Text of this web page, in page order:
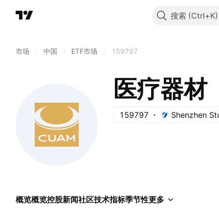
搜索
市场 中国 ETF市场 159797
医疗器材
159797 Shenzhen
概览概览控股新闻社区技术指标季节性更多